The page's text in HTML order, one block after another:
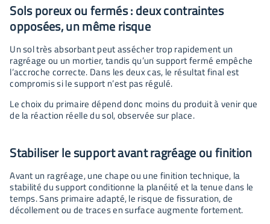
Sols poreux ou fermés : deux contraintes
opposées, un même risque
Un sol très absorbant peut assécher trop rapidement un
ragréage ou un mortier, tandis qu’un support fermé empêche
l’accroche correcte. Dans les deux cas, le résultat final est
compromis si le support n’est pas régulé.
Le choix du primaire dépend donc moins du produit à venir que
de la réaction réelle du sol, observée sur place.
Stabiliser le support avant ragréage ou finition
Avant un ragréage, une chape ou une finition technique, la
stabilité du support conditionne la planéité et la tenue dans le
temps. Sans primaire adapté, le risque de fissuration, de
décollement ou de traces en surface augmente fortement.